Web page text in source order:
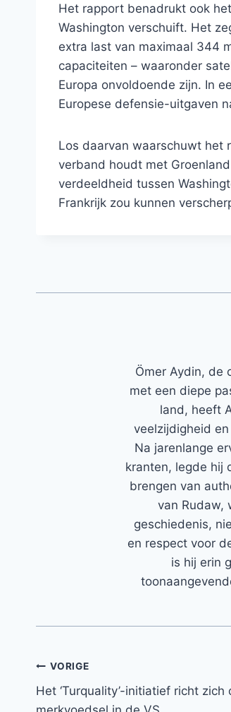
Het rapport benadrukt ook
Washington verschuift. Het
extra last van maximaal 344
capaciteiten – waaronder
Europa onvoldoende zijn. In
Europese defensie-uitgaven
Los daarvan waarschuwt het
verband houdt met
verdeeldheid tussen
Frankrijk zou kunnen
Ömer Aydin, de
met een diepe
land, heeft
veelzijdigheid
Na jarenlange
kranten, legde hij
brengen van
van Rudaw,
geschiedenis,
en respect voor
is hij erin
Bericht
navigatie
VORIGE
Het ‘Turquality’-initiatief richt zich